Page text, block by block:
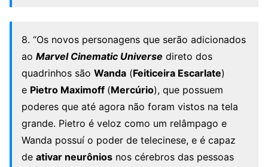
8. “Os novos personagens que serão adicionados
ao Marvel Cinematic Universe direto dos
quadrinhos são Wanda (Feiticeira Escarlate)
e Pietro Maximoff (Mercúrio), que possuem
poderes que até agora não foram vistos na tela
grande. Pietro é veloz como um relâmpago e
Wanda possuí o poder de telecinese, e é capaz
de ativar neurônios nos cérebros das pessoas